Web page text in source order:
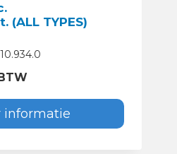
(ALL TYPES)
informatie